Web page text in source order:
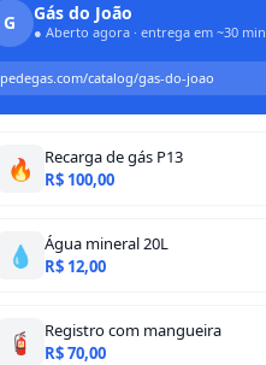
G Gás do João
● Aberto agora · entrega em ~30 min
pedegas.com/catalog/gas-do-joao
🔥
Recarga de gás P13
R$ 100,00
💧
Água mineral 20L
R$ 12,00
🧯
Registro com mangueira
R$ 70,00